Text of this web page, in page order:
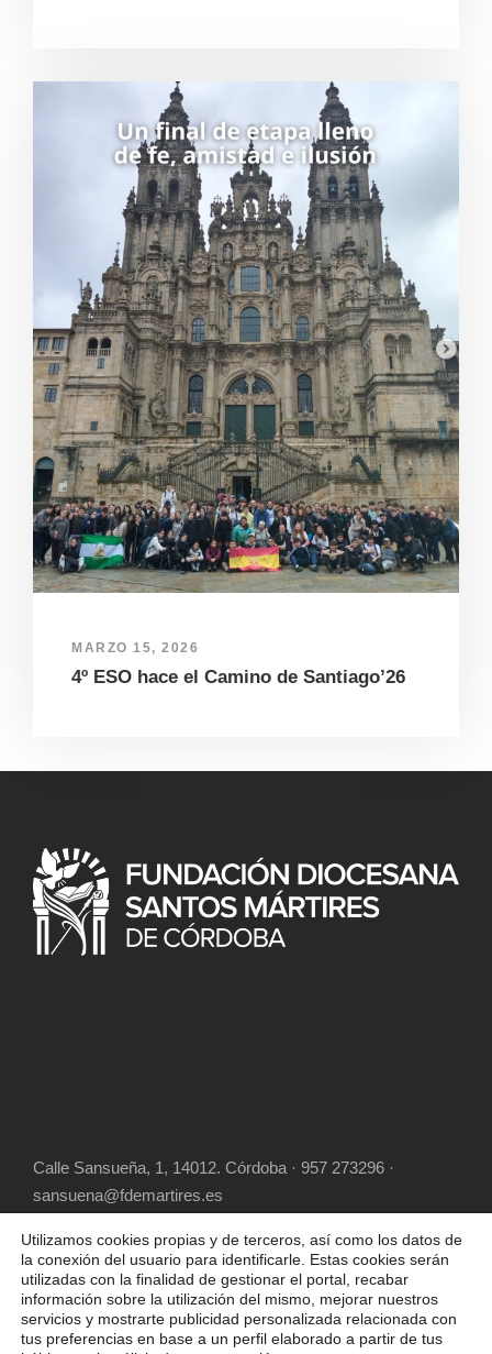
MARZO 15, 2026
4º ESO hace el Camino de Santiago’26
Calle Sansueña, 1, 14012. Córdoba · 957 273296 ·
sansuena@fdemartires.es
Utilizamos cookies propias y de terceros, así como los datos de
la conexión del usuario para identificarle. Estas cookies serán
utilizadas con la finalidad de gestionar el portal, recabar
información sobre la utilización del mismo, mejorar nuestros
servicios y mostrarte publicidad personalizada relacionada con
tus preferencias en base a un perfil elaborado a partir de tus